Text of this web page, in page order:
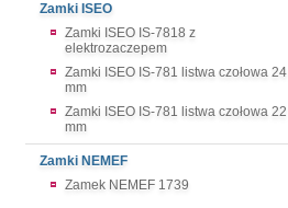
Zamki ISEO
Zamki ISEO IS-7818 z
elektrozaczepem
Zamki ISEO IS-781 listwa czołowa 24
mm
Zamki ISEO IS-781 listwa czołowa 22
mm
Zamki NEMEF
Zamek NEMEF 1739